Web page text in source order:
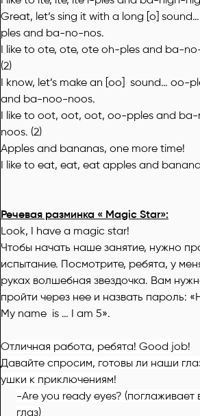
Great, let’s sing it with a long [o]
ples and ba-no-nos.
I like to ote, ote, ote oh-ples and ba-
(2)
I know, let’s make an [oo] sound… oo-
and ba-noo-noos.
I like to oot, oot, oot, oo-pples and
noos. (2)
Apples and bananas, one more time!
I like to eat, eat, eat apples and
Речевая разминка « Magic Star»:
Look, I have a magic star!
Чтобы начать наше занятие, нужно
испытание. Посмотрите, ребята, у
руках волшебная звездочка. Вам
пройти через нее и назвать пароль:
My name is … I am 5».
Отличная работа, ребята! Good job!
Давайте спросим, готовы ли наши
ушки к приключениям!
-Are you ready eyes? (поглаживает
глаз)